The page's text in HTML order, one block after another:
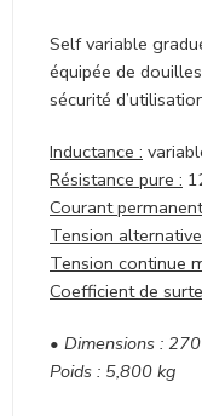
Self variable
équipée de
sécurité
Inductance :
Résistance pure :
Courant
Tension
Tension continue
Coefficient de
• Dimensions :
Poids : 5,800 kg